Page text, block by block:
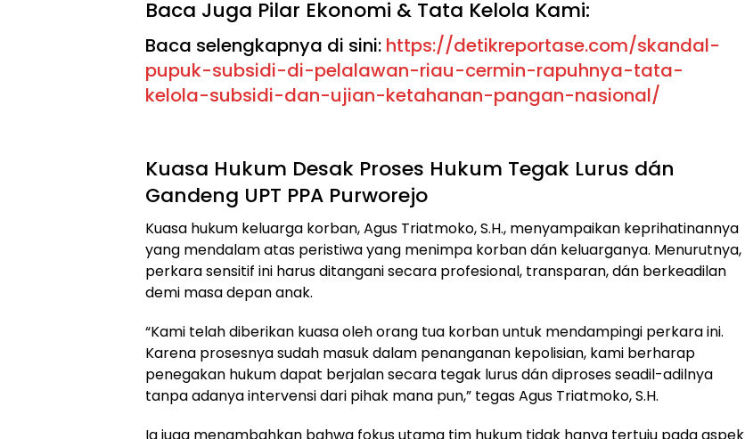
Baca Juga Pilar Ekonomi & Tata Kelola Kami:
Baca selengkapnya di sini: https://detikreportase.com/skandal-
pupuk-subsidi-di-pelalawan-riau-cermin-rapuhnya-tata-
kelola-subsidi-dan-ujian-ketahanan-pangan-nasional/
Kuasa Hukum Desak Proses Hukum Tegak Lurus dán
Gandeng UPT PPA Purworejo
Kuasa hukum keluarga korban, Agus Triatmoko, S.H., menyampaikan keprihatinannya
yang mendalam atas peristiwa yang menimpa korban dán keluarganya. Menurutnya,
perkara sensitif ini harus ditangani secara profesional, transparan, dán berkeadilan
demi masa depan anak.
“Kami telah diberikan kuasa oleh orang tua korban untuk mendampingi perkara ini.
Karena prosesnya sudah masuk dalam penanganan kepolisian, kami berharap
penegakan hukum dapat berjalan secara tegak lurus dán diproses seadil-adilnya
tanpa adanya intervensi dari pihak mana pun,” tegas Agus Triatmoko, S.H.